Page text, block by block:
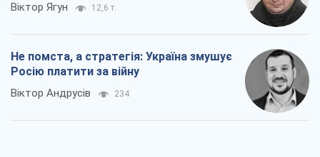
Віктор Ягун 12,6 т.
Не помста, а стратегія: Україна змушує
Росію платити за війну
Віктор Андрусів 234